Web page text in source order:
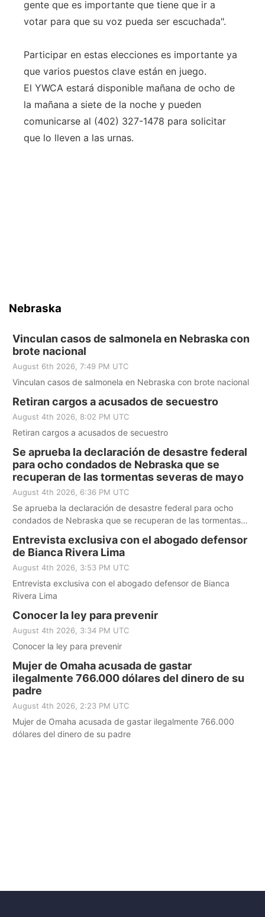
gente que es importante que tiene que ir a
votar para que su voz pueda ser escuchada".
Participar en estas elecciones es importante ya
que varios puestos clave están en juego.
El YWCA estará disponible mañana de ocho de
la mañana a siete de la noche y pueden
comunicarse al (402) 327-1478 para solicitar
que lo lleven a las urnas.
Nebraska
Vinculan casos de salmonela en Nebraska con
brote nacional
August 6th 2026, 7:49 PM UTC
Vinculan casos de salmonela en Nebraska con brote nacional
Retiran cargos a acusados de secuestro
August 4th 2026, 8:02 PM UTC
Retiran cargos a acusados de secuestro
Se aprueba la declaración de desastre federal
para ocho condados de Nebraska que se
recuperan de las tormentas severas de mayo
August 4th 2026, 6:36 PM UTC
Se aprueba la declaración de desastre federal para ocho
condados de Nebraska que se recuperan de las tormentas
Entrevista exclusiva con el abogado defensor
de Bianca Rivera Lima
August 4th 2026, 3:53 PM UTC
Entrevista exclusiva con el abogado defensor de Bianca
Rivera Lima
Conocer la ley para prevenir
August 4th 2026, 3:34 PM UTC
Conocer la ley para prevenir
Mujer de Omaha acusada de gastar
ilegalmente 766.000 dólares del dinero de su
padre
August 4th 2026, 2:23 PM UTC
Mujer de Omaha acusada de gastar ilegalmente 766.000
dólares del dinero de su padre